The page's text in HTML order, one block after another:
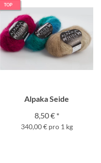
TOP
Alpaka Seide
8,50 € *
340,00 € pro 1 kg